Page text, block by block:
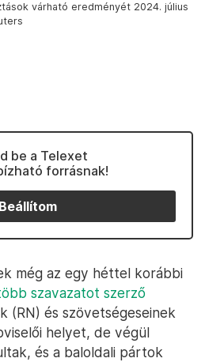
várható eredményét 2024. július
be a Telexet
forrásnak!
Beállítom
még az egy héttel korábbi
szavazatot szerző
(RN) és szövetségeseinek
helyet, de végül
és a baloldali pártok